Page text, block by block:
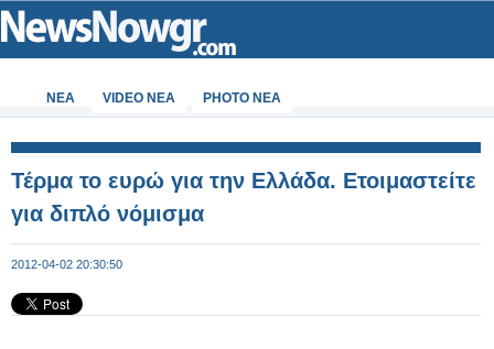
ΝΕΑ VIDEO NEA PHOTO NEA
Τέρμα το ευρώ για την Ελλάδα. Ετοιμαστείτε
για διπλό νόμισμα
2012-04-02 20:30:50